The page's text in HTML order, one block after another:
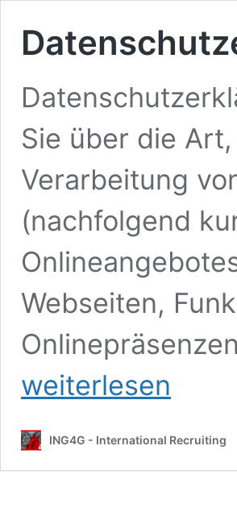
Sie über die
Verarbeitung
(nachfolgend
Webseiten,
weiterlesen
ING4G - International Recruiting